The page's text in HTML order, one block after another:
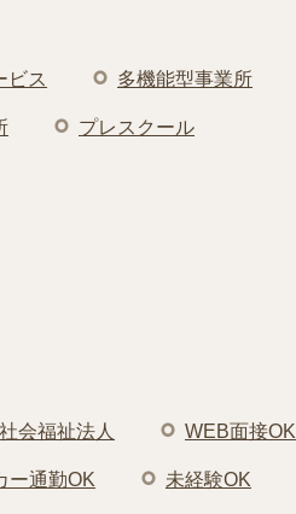
ビス 多機能型事業所
プレスクール
社会福祉法人 WEB面接OK
ー通勤OK 未経験OK